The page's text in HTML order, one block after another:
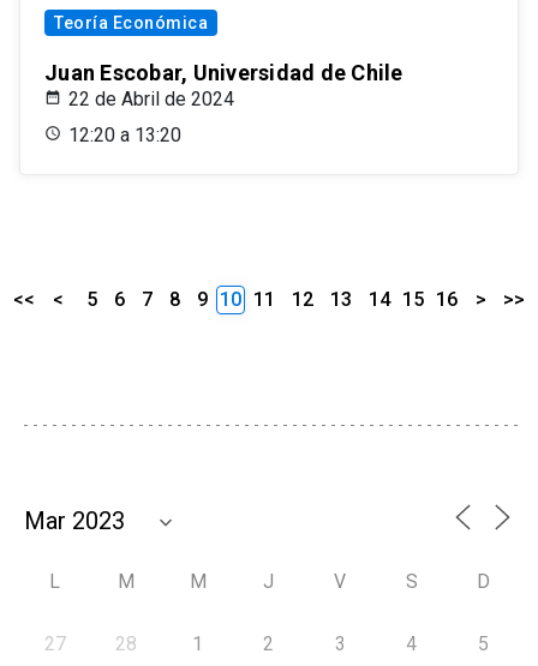
Teoría Económica
Juan Escobar, Universidad de Chile
22 de Abril de 2024
12:20 a 13:20
<< < 5 6 7 8 9 10 11 12 13 14 15 16 > >>
L M M J V S D
27 28 1 2 3 4 5